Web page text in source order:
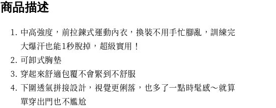
商品描述
中高強度，前拉鍊式運動內衣，換裝不用手忙腳亂，訓練完
大爆汗也能1秒脫掉，超級實用！
可卸式胸墊
穿起來舒適包覆不會緊到不舒服
下圍透氣拼接設計，視覺更俐落，也多了一點時髦感～就算
單穿出門也不尷尬